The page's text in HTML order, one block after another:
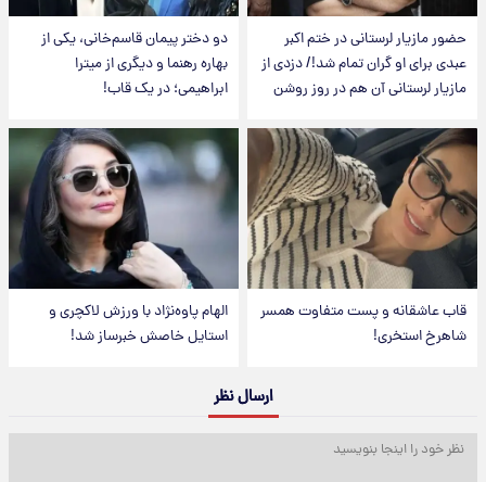
حضور مازیار لرستانی در ختم اکبر
عبدی برای او گران تمام شد!/ دزدی از
مازیار لرستانی آن هم در روز روشن
دو دختر پیمان قاسم‌خانی، یکی از
بهاره رهنما و دیگری از میترا
ابراهیمی؛ در یک قاب!
قاب عاشقانه و پست متفاوت همسر
شاهرخ استخری!
الهام پاوه‌نژاد با ورزش لاکچری و
استایل خاصش خبرساز شد!
ارسال نظر